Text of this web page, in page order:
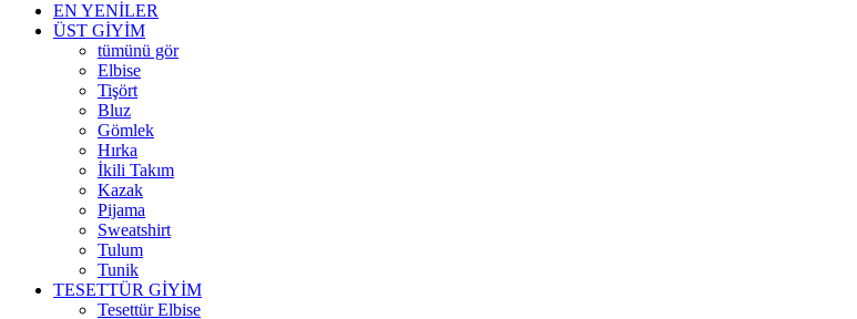
EN YENİLER
ÜST GİYİM
tümünü gör
Elbise
Tişört
Bluz
Gömlek
Hırka
İkili Takım
Kazak
Pijama
Sweatshirt
Tulum
Tunik
TESETTÜR GİYİM
Tesettür Elbise